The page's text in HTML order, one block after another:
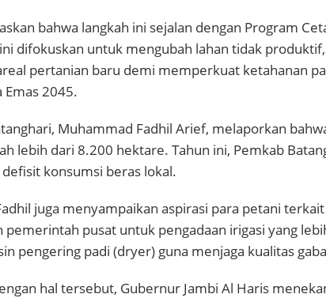
bahwa langkah ini sejalan dengan Program
difokuskan untuk mengubah lahan tidak
pertanian baru demi memperkuat ketahanan
Emas 2045.
Muhammad Fadhil Arief, melaporkan
lebih dari 8.200 hektare. Tahun ini, Pemkab
konsumsi beras lokal.
juga menyampaikan aspirasi para petani
pemerintah pusat untuk pengadaan irigasi yang
pengering padi (dryer) guna menjaga kualitas
hal tersebut, Gubernur Jambi Al Haris